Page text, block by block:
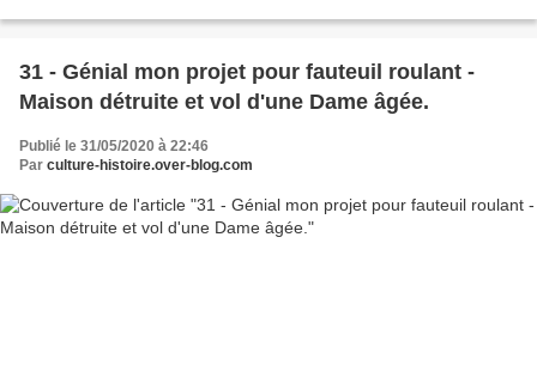
31 - Génial mon projet pour fauteuil roulant -
Maison détruite et vol d'une Dame âgée.
Publié le 31/05/2020 à 22:46
Par culture-histoire.over-blog.com